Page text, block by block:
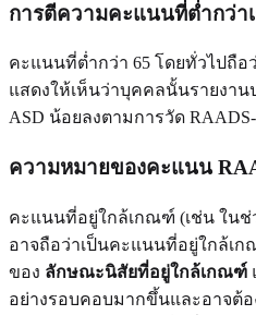
การตีความคะแนนที่ต่ำกว่า
คะแนนที่ต่ำกว่า 65 โดยทั่วไปถือ
แสดงให้เห็นว่าบุคคลนั้นรายงา
ASD น้อยลงตามการวัด RAADS-
ความหมายของคะแนน
คะแนนที่อยู่ใกล้เกณฑ์ (เช่น ในช่
อาจถือว่าเป็นคะแนนที่อยู่ใกล้เ
ของ ลักษณะนิสัยที่อยู่ใกล้เกณฑ์
อย่างรอบคอบมากขึ้นและอาจต้อ